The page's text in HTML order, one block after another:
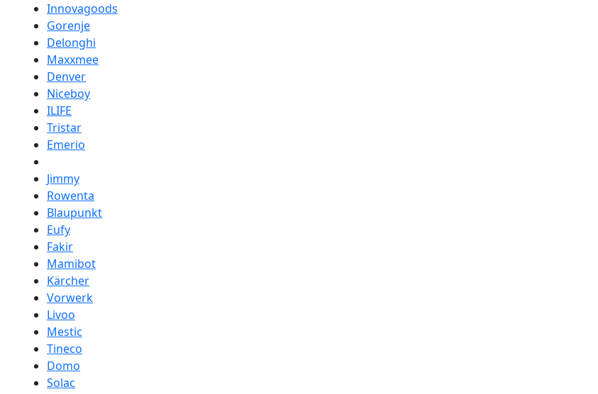
Innovagoods
Gorenje
Delonghi
Maxxmee
Denver
Niceboy
ILIFE
Tristar
Emerio
Jimmy
Rowenta
Blaupunkt
Eufy
Fakir
Mamibot
Kärcher
Vorwerk
Livoo
Mestic
Tineco
Domo
Solac